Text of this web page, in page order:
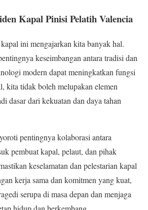
Kapal Pinisi Pelatih Valencia
ini mengajarkan kita banyak hal.
keseimbangan antara tradisi dan
modern dapat meningkatkan fungsi
kita tidak boleh melupakan elemen
dasar dari kekuatan dan daya tahan
pentingnya kolaborasi antara
pembuat kapal, pelaut, dan pihak
keselamatan dan pelestarian kapal
kerja sama dan komitmen yang kuat,
serupa di masa depan dan menjaga